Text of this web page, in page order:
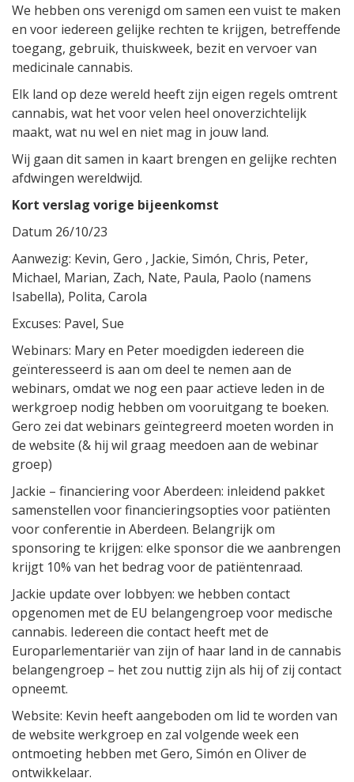
We hebben ons verenigd om samen een vuist te maken
en voor iedereen gelijke rechten te krijgen, betreffende
toegang, gebruik, thuiskweek, bezit en vervoervan
medicinale cannabis.
Elk land op deze wereld heeft zijn eigen regels omtrent
cannabis, wat het voor velen heel onoverzichtelijk
maakt, wat nu wel en niet mag in jouw land.
Wij gaan dit samen in kaart brengen en gelijke rechten
afdwingen wereldwijd.
Kort verslag vorige bijeenkomst
Datum 26/10/23
Aanwezig: Kevin, Gero , Jackie, Simón, Chris, Peter,
Michael, Marian, Zach, Nate, Paula, Paolo (namens
Isabella), Polita, Carola
Excuses: Pavel, Sue
Webinars: Mary en Peter moedigden iedereen die
geïnteresseerd is aan om deel te nemen aan de
webinars, omdat we nog een paar actieve leden in de
werkgroep nodig hebben om vooruitgang te boeken.
Gero zei dat webinars geïntegreerd moeten worden in
de website (& hij wil graag meedoen aan de webinar
groep)
Jackie – financiering voor Aberdeen: inleidend pakket
samenstellen voor financieringsopties voor patiënten
voor conferentie in Aberdeen. Belangrijk om
sponsoring te krijgen: elke sponsor die we aanbrengen
krijgt 10% van het bedrag voor de patiëntenraad.
Jackie update over lobbyen: we hebben contact
opgenomen met de EU belangengroep voor medische
cannabis. Iedereen die contact heeft met de
Europarlementariër van zijn of haar land in de cannabis
belangengroep – het zou nuttig zijn als hij of zij contact
opneemt.
Website: Kevin heeft aangeboden om lid te worden van
de website werkgroep en zal volgende week een
ontmoeting hebben met Gero, Simón en Oliver de
ontwikkelaar.